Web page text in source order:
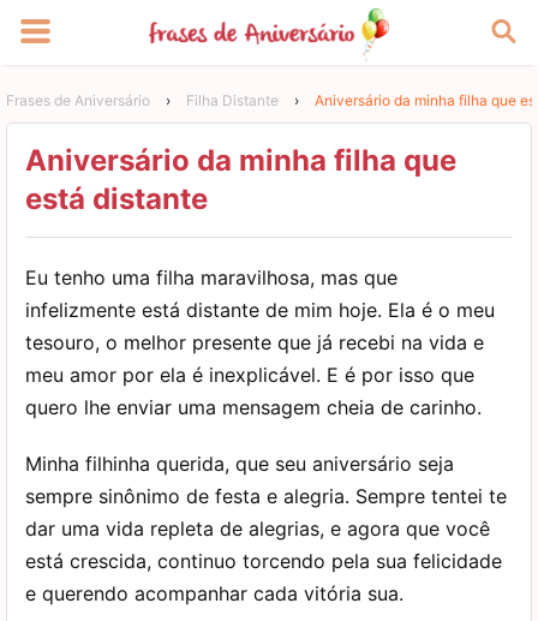
Frases de Aniversário › Filha Distante › Aniversário da minha filha que
Aniversário da minha filha que
está distante
Eu tenho uma filha maravilhosa, mas que
infelizmente está distante de mim hoje. Ela é o meu
tesouro, o melhor presente que já recebi na vida e
meu amor por ela é inexplicável. E é por isso que
quero lhe enviar uma mensagem cheia de carinho.
Minha filhinha querida, que seu aniversário seja
sempre sinônimo de festa e alegria. Sempre tentei te
dar uma vida repleta de alegrias, e agora que você
está crescida, continuo torcendo pela sua felicidade
e querendo acompanhar cada vitória sua.